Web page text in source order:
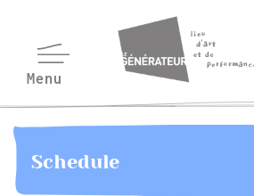
Schedule